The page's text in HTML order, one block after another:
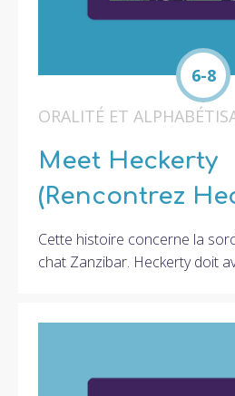
6-8
ORALITÉ ET
Meet Heckerty
(Rencontrez
Cette histoire concerne la
chat Zanzibar. Heckerty doit